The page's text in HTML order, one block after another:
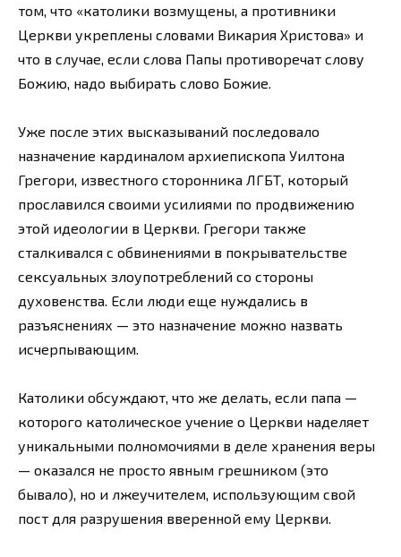
том, что «католики возмущены, а противники
Церкви укреплены словами Викария Христова» и
что в случае, если слова Папы противоречат слову
Божию, надо выбирать слово Божие.
Уже после этих высказываний последовало
назначение кардиналом архиепископа Уилтона
Грегори, известного сторонника ЛГБТ, который
прославился своими усилиями по продвижению
этой идеологии в Церкви. Грегори также
сталкивался с обвинениями в покрывательстве
сексуальных злоупотреблений со стороны
духовенства. Если люди еще нуждались в
разъяснениях — это назначение можно назвать
исчерпывающим.
Католики обсуждают, что же делать, если папа —
которого католическое учение о Церкви наделяет
уникальными полномочиями в деле хранения веры
— оказался не просто явным грешником (это
бывало), но и лжеучителем, использующим свой
пост для разрушения вверенной ему Церкви.